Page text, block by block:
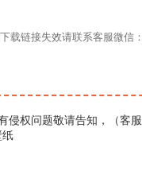
载链接失效请联系客服微信：
侵权问题敬请告知，（客服